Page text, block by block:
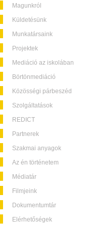
Magunkról
Küldetésünk
Munkatársaink
Projektek
Mediáció az iskolában
Börtönmediáció
Közösségi párbeszéd
Szolgáltatások
REDICT
Partnerek
Szakmai anyagok
Az én történetem
Médiatár
Filmjeink
Dokumentumtár
Elérhetőségek